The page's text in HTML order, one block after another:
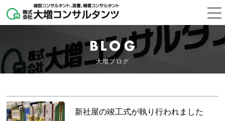
大増ブログ
新社屋の竣工式が執り行われました